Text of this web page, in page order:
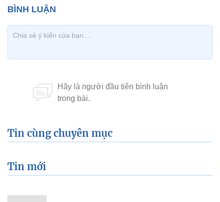
Tin cùng chuyên mục
Tin mới